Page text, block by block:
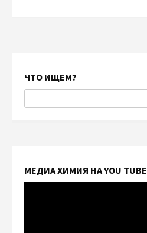
ЧТО ИЩЕМ?
МЕДИА ХИМИЯ НА YOU TUBE